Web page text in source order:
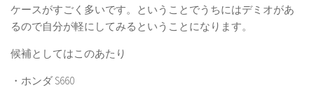
ケースがすごく多いです。ということでうちにはデミオがあ
るので自分が軽にしてみるということになります。
候補としてはこのあたり
・ホンダ S660